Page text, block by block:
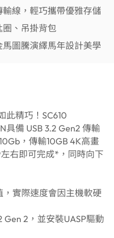
線，輕巧攜帶優雅存儲
、吊掛背包
圖騰演繹馬年設計美學
此精巧！SC610
具備 USB 3.2 Gen2 傳輸
，傳輸10GB 4K高畫
右即可完成*，同時向下
實際速度會因主機軟硬
2，並安裝UASP驅動